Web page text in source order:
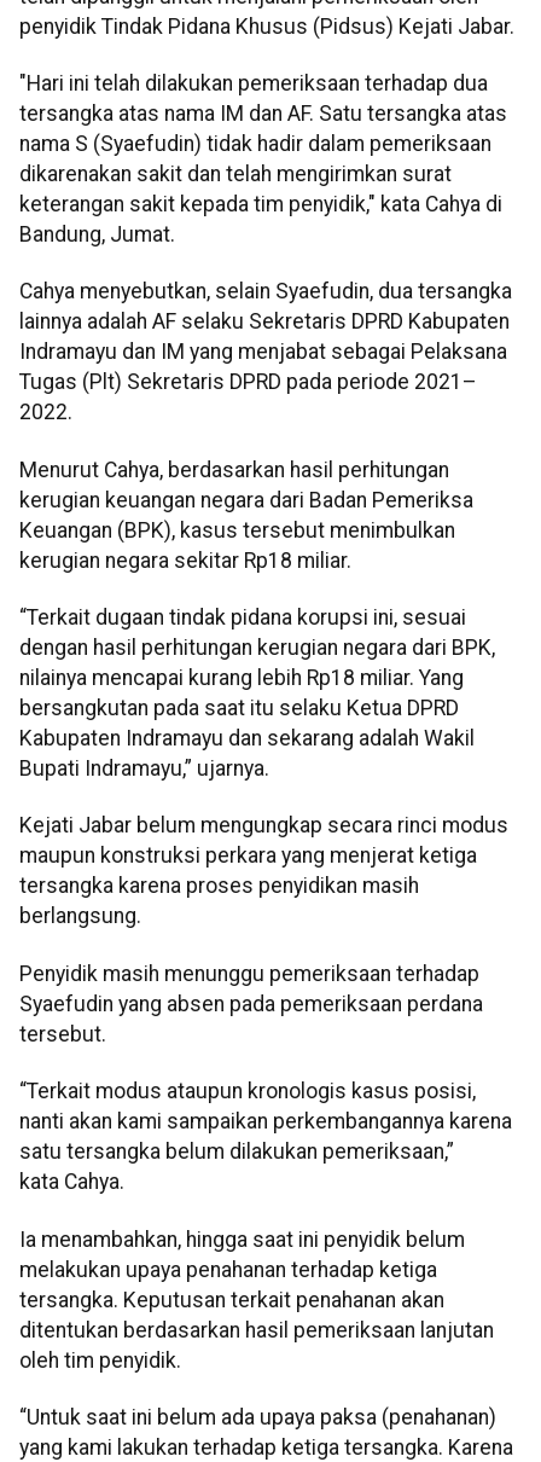
penyidik Tindak Pidana Khusus (Pidsus) Kejati Jabar.
"Hari ini telah dilakukan pemeriksaan terhadap dua
tersangka atas nama IM dan AF. Satu tersangka atas
nama S (Syaefudin) tidak hadir dalam pemeriksaan
dikarenakan sakit dan telah mengirimkan surat
keterangan sakit kepada tim penyidik," kata Cahya di
Bandung, Jumat.
Cahya menyebutkan, selain Syaefudin, dua tersangka
lainnya adalah AF selaku Sekretaris DPRD Kabupaten
Indramayu dan IM yang menjabat sebagai Pelaksana
Tugas (Plt) Sekretaris DPRD pada periode 2021–
2022.
Menurut Cahya, berdasarkan hasil perhitungan
kerugian keuangan negara dari Badan Pemeriksa
Keuangan (BPK), kasus tersebut menimbulkan
kerugian negara sekitar Rp18 miliar.
“Terkait dugaan tindak pidana korupsi ini, sesuai
dengan hasil perhitungan kerugian negara dari BPK,
nilainya mencapai kurang lebih Rp18 miliar. Yang
bersangkutan pada saat itu selaku Ketua DPRD
Kabupaten Indramayu dan sekarang adalah Wakil
Bupati Indramayu,” ujarnya.
Kejati Jabar belum mengungkap secara rinci modus
maupun konstruksi perkara yang menjerat ketiga
tersangka karena proses penyidikan masih
berlangsung.
Penyidik masih menunggu pemeriksaan terhadap
Syaefudin yang absen pada pemeriksaan perdana
tersebut.
“Terkait modus ataupun kronologis kasus posisi,
nanti akan kami sampaikan perkembangannya karena
satu tersangka belum dilakukan pemeriksaan,”
kata Cahya.
Ia menambahkan, hingga saat ini penyidik belum
melakukan upaya penahanan terhadap ketiga
tersangka. Keputusan terkait penahanan akan
ditentukan berdasarkan hasil pemeriksaan lanjutan
oleh tim penyidik.
“Untuk saat ini belum ada upaya paksa (penahanan)
yang kami lakukan terhadap ketiga tersangka. Karena